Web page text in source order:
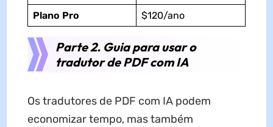
Plano Pro
$120/ano
Parte 2. Guia para usar o
tradutor de PDF com IA
Os tradutores de PDF com IA podem
economizar tempo, mas também